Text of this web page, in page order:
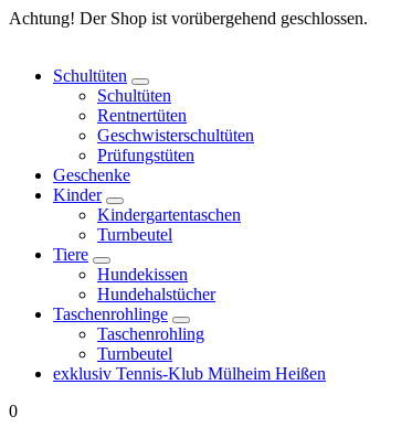
Springe
Achtung! Der Shop ist vorübergehend geschlossen.
Schultüten
Schultüten
Rentnertüten
Geschwisterschultüten
Prüfungstüten
Geschenke
Kinder
Kindergartentaschen
Turnbeutel
Tiere
Hundekissen
Hundehalstücher
Taschenrohlinge
Taschenrohling
Turnbeutel
exklusiv Tennis-Klub Mülheim Heißen
0